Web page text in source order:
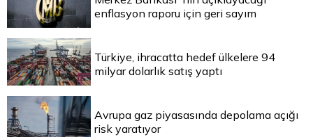
enflasyon raporu için geri sayım
Türkiye, ihracatta hedef ülkelere 94
milyar dolarlık satış yaptı
Avrupa gaz piyasasında depolama açığı
risk yaratıyor